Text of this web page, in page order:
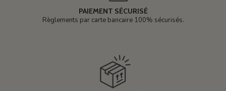
PAIEMENT SÉCURISÉ
Règlements par carte bancaire 100% sécurisés.